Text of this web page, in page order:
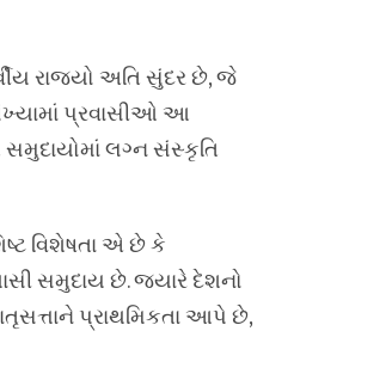
રાજ્યો અતિ સુંદર છે, જે
પ્રવાસીઓ આ
લગ્ન સંસ્કૃતિ
વિશેષતા એ છે કે
સમુદાય છે. જ્યારે દેશનો
પ્રાથમિકતા આપે છે,